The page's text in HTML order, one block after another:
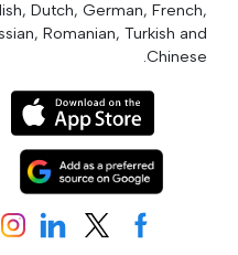
Dutch, German, French,
Romanian, Turkish and
Chinese.